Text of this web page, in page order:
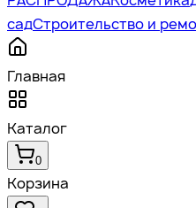
садСтроительство и
Главная
Каталог
0
Корзина